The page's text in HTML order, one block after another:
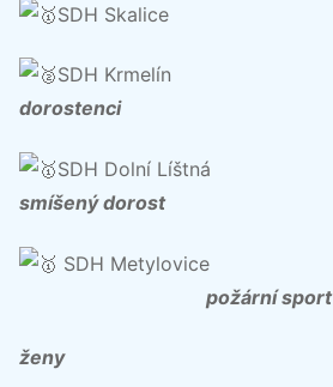
SDH Skalice
SDH Krmelín
dorostenci
SDH Dolní Líštná
smíšený dorost
SDH Metylovice
požární sport
ženy